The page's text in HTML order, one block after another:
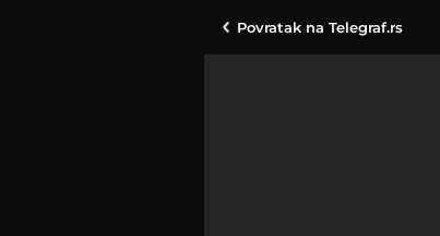
Povratak na Telegraf.rs